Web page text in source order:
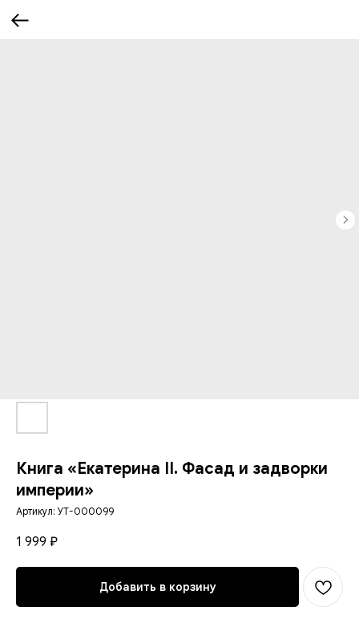
Книга «Екатерина II. Фасад и задворки
империи»
Артикул: УТ-000099
1 999 ₽
Добавить в корзину